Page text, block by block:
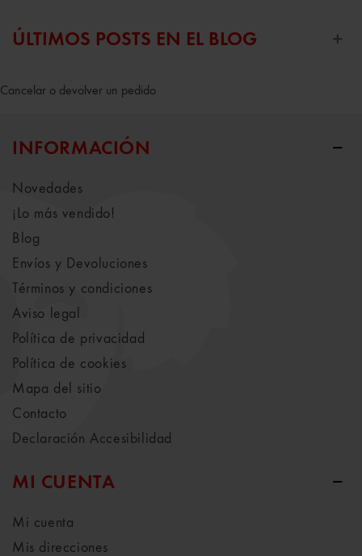
ÚLTIMOS POSTS EN EL BLOG
Cancelar o devolver un pedido
INFORMACIÓN
Novedades
¡Lo más vendido!
Blog
Envíos y Devoluciones
Términos y condiciones
Aviso legal
Política de privacidad
Política de cookies
Mapa del sitio
Contacto
Declaración Accesibilidad
MI CUENTA
Mi cuenta
Mis direcciones